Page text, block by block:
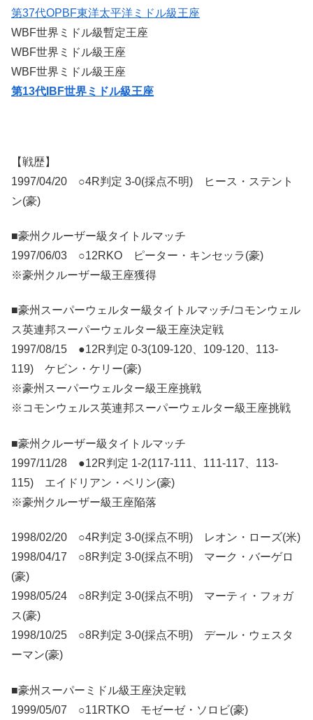
第37代OPBF東洋太平洋ミドル級王座
WBF世界ミドル級暫定王座
WBF世界ミドル級王座
WBF世界ミドル級王座
第13代IBF世界ミドル級王座
【戦歴】
1997/04/20 ○4R判定 3-0(採点不明) ヒース・ステント
ン(豪)
■豪州クルーザー級タイトルマッチ
1997/06/03 ○12RKO ピーター・キンセッラ(豪)
※豪州クルーザー級王座獲得
■豪州スーパーウェルター級タイトルマッチ/コモンウェル
ス英連邦スーパーウェルター級王座決定戦
1997/08/15 ●12R判定 0-3(109-120、109-120、113-
119) ケビン・ケリー(豪)
※豪州スーパーウェルター級王座挑戦
※コモンウェルス英連邦スーパーウェルター級王座挑戦
■豪州クルーザー級タイトルマッチ
1997/11/28 ●12R判定 1-2(117-111、111-117、113-
115) エイドリアン・ベリン(豪)
※豪州クルーザー級王座陥落
1998/02/20 ○4R判定 3-0(採点不明) レオン・ローズ(米)
1998/04/17 ○8R判定 3-0(採点不明) マーク・バーゲロ
(豪)
1998/05/24 ○8R判定 3-0(採点不明) マーティ・フォガ
ス(豪)
1998/10/25 ○8R判定 3-0(採点不明) デール・ウェスタ
ーマン(豪)
■豪州スーパーミドル級王座決定戦
1999/05/07 ○11RTKO モゼーゼ・ソロビ(豪)